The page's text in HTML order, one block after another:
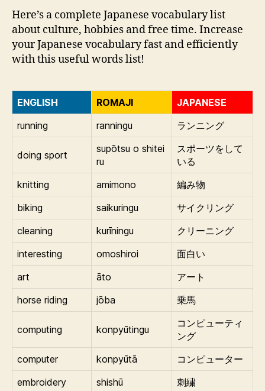
Here’s a complete Japanese vocabulary list
about culture, hobbies and free time. Increase
your Japanese vocabulary fast and efficiently
with this useful words list!
ENGLISH ROMAJI
JAPANESE
running
ranningu ランニング
doing sport
supōtsu o shitei
ru
スポーツをして
いる
knitting
amimono
編み物
biking
saikuringu
サイクリング
cleaning
kurīningu
クリーニング
interesting
omoshiroi
面白い
art
āto
アート
horse riding
jōba 乗馬
computing konpyūtingu
コンピューティ
ング
computer
konpyūtā
コンピューター
embroidery
shishū
刺繍